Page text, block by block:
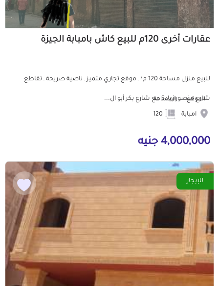
عقارات أخرى 120م للبيع كاش بامبابة الجيزة
للبيع منزل مساحة 120 م² ـ موقع تجاري متميز ـ ناصية صريحة ـ تقاطع
شارع منصور زيادة مع شارع بكر أبو ال...
الموقع
امبابة
المساحة
4,000,000 جنيه
للإيجار